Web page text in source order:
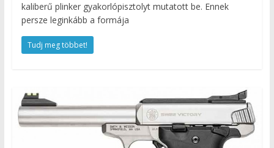
kaliberű plinker gyakorlópisztolyt mutatott be. Ennek
persze leginkább a formája
Tudj meg többet!